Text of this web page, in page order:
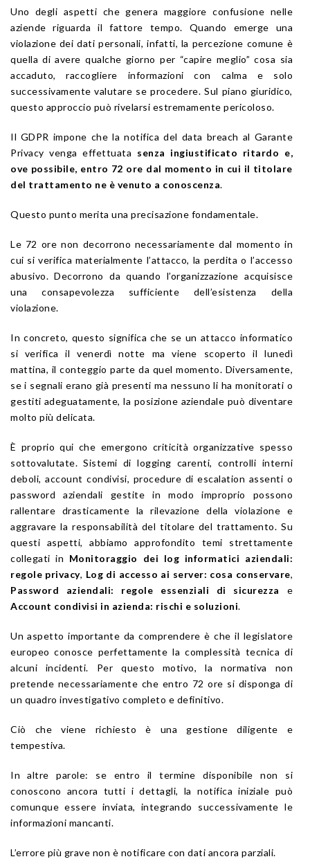
Uno degli aspetti che genera maggiore confusione nelle
aziende riguarda il fattore tempo. Quando emerge una
violazione dei dati personali, infatti, la percezione comune è
quella di avere qualche giorno per “capire meglio” cosa sia
accaduto, raccogliere informazioni con calma e solo
successivamente valutare se procedere. Sul piano giuridico,
questo approccio può rivelarsi estremamente pericoloso.
Il GDPR impone che la notifica del data breach al Garante
Privacy venga effettuata senza ingiustificato ritardo e,
ove possibile, entro 72 ore dal momento in cui il titolare
del trattamento ne è venuto a conoscenza.
Questo punto merita una precisazione fondamentale.
Le 72 ore non decorrono necessariamente dal momento in
cui si verifica materialmente l’attacco, la perdita o l’accesso
abusivo. Decorrono da quando l’organizzazione acquisisce
una consapevolezza sufficiente dell’esistenza della
violazione.
In concreto, questo significa che se un attacco informatico
si verifica il venerdì notte ma viene scoperto il lunedì
mattina, il conteggio parte da quel momento. Diversamente,
se i segnali erano già presenti ma nessuno li ha monitorati o
gestiti adeguatamente, la posizione aziendale può diventare
molto più delicata.
È proprio qui che emergono criticità organizzative spesso
sottovalutate. Sistemi di logging carenti, controlli interni
deboli, account condivisi, procedure di escalation assenti o
password aziendali gestite in modo improprio possono
rallentare drasticamente la rilevazione della violazione e
aggravare la responsabilità del titolare del trattamento. Su
questi aspetti, abbiamo approfondito temi strettamente
collegati in Monitoraggio dei log informatici aziendali:
regole privacy, Log di accesso ai server: cosa conservare,
Password aziendali: regole essenziali di sicurezza
e
Account condivisi in azienda: rischi e soluzioni.
Un aspetto importante da comprendere è che il legislatore
europeo conosce perfettamente la complessità tecnica di
alcuni incidenti. Per questo motivo, la normativa non
pretende necessariamente che entro 72 ore si disponga di
un quadro investigativo completo e definitivo.
Ciò che viene richiesto è una gestione diligente e
tempestiva.
In altre parole: se entro il termine disponibile non si
conoscono ancora tutti i dettagli, la notifica iniziale può
comunque essere inviata, integrando successivamente le
informazioni mancanti.
L’errore più grave non è notificare con dati ancora parziali.